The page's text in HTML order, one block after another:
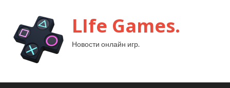
LIfe Games.
Новости онлайн игр.